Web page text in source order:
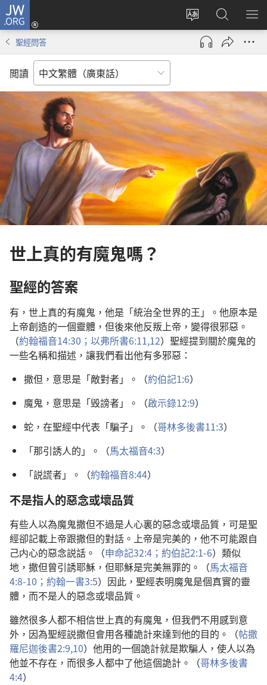
JW.ORG
更
改
網
言
登
錄
（開
窗）
搜
尋
JW.ORG
顯
聖經問答
閲讀
世上真的有魔鬼嗎？
聖經的答案
有，世上真的有魔鬼，他是「統治全世界的王」。他原本是
上帝創造的一個靈體，但後來他反叛上帝，變得很邪惡。
（約翰福音14:30； 以弗所書6:11,12）聖經提到關於魔鬼的
一些名稱和描述，讓我們看出他有多邪惡：
撒但，意思是「敵對者」。（約伯記1:6）
魔鬼，意思是「毁謗者」。（啟示錄12:9）
蛇，在聖經中代表「騙子」。（哥林多後書11:3）
「那引誘人的」。（馬太福音4:3）
「説謊者」。（約翰福音8:44）
不是指人的惡念或壞品質
有些人以為魔鬼撒但不過是人心裏的惡念或壞品質，可是聖
經卻記載上帝跟撒但的對話。上帝是完美的，他不可能跟自
己内心的惡念説話。（申命記32:4； 約伯記2:1-6）類似
地，撒但曾引誘耶穌，但耶穌是完美無罪的。（馬太福音
4:8-10； 約翰一書3:5）因此，聖經表明魔鬼是個真實的靈
體，而不是人的惡念或壞品質。
雖然很多人都不相信世上真的有魔鬼，但我們不用感到意
外，因為聖經説撒但會用各種詭計來達到他的目的。（帖撒
羅尼迦後書2:9,10）他用的一個詭計就是欺騙人，使人以為
他並不存在，而很多人都中了他這個詭計。（哥林多後書
4:4）